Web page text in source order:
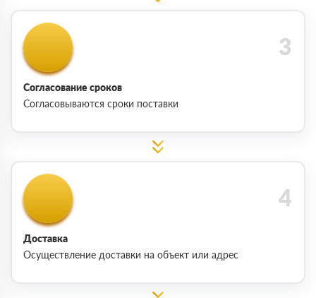
Согласование сроков
Согласовываются сроки поставки
Доставка
Осуществление доставки на объект или адрес